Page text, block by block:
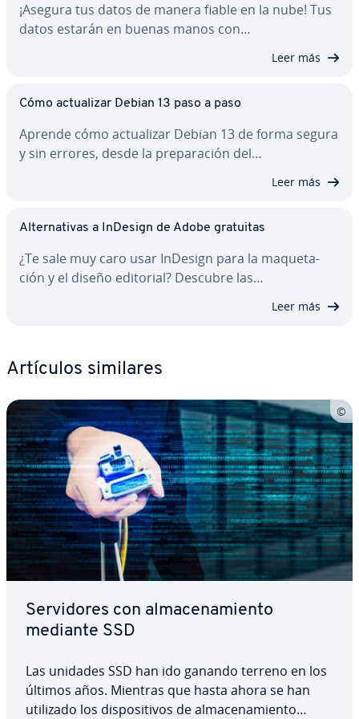
¡Asegura tus datos de manera fiable en la nube! Tus
datos estarán en buenas manos con…
Leer más
Cómo ac­tua­li­zar Debian 13 paso a paso
Aprende cómo ac­tua­li­zar Debian 13 de forma segura
y sin errores, desde la pre­pa­ra­ción del…
Leer más
Al­te­r­na­ti­vas a InDesign de Adobe gratuitas
¿Te sale muy caro usar InDesign para la ma­que­ta­
ción y el diseño editorial? Descubre las…
Leer más
Artículos similares
Se­r­vi­do­res con al­ma­ce­na­mie­n­to
mediante SSD
Las unidades SSD han ido ganando terreno en los
últimos años. Mientras que hasta ahora se han
utilizado los di­s­po­si­ti­vos de al­ma­ce­na­mie­n­to